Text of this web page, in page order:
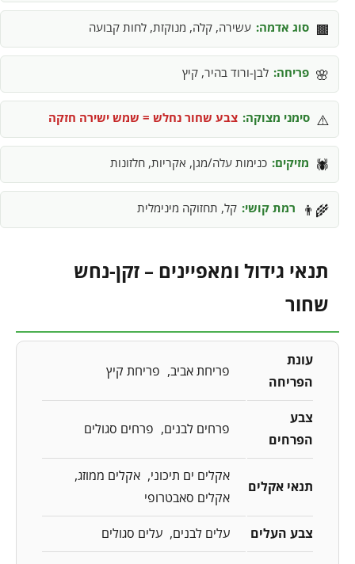
🟫 סוג אדמה: עשירה, קלה, מנוקזת, לחות קבועה
🌸 פריחה: לבן-ורוד בהיר, קיץ
⚠️ סימני מצוקה: צבע שחור נחלש = שמש ישירה חזקה
🕷️ מזיקים: כנימות עלה/מגן, אקריות, חלזונות
👨‍🌾 רמת קושי: קל, תחזוקה מינימלית
תנאי גידול ומאפיינים – זקן-נחש
שחור
עונת
הפריחה
פריחת אביב פריחת קיץ
צבע
הפרחים
פרחים לבנים פרחים סגולים
תנאי אקלים
אקלים ים תיכוני
אקלים ממוזג
אקלים סאבטרופי
צבע העלים עלים לבנים עלים סגולים